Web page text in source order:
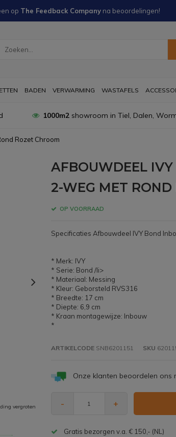
op The Feedback Company na beoordelingen!
BADEN VERWARMING WASTAFELS
1000m2showroom in Tiel, Dalen,
Rozet Chroom
vergroten
AFBOUWDEEL
2-WEG MET
OP VOORRAAD
Specificaties Afbouwdeel IVY Bond
* Merk: IVY
* Serie: Bond /li>
* Materiaal: Messing
* Kleur: Geborsteld RVS316
* Breedte: 17 cm
* Diepte: 6,9 cm
* Kraan montagewijze: Inbouw
*
ARTIKELCODESNB6201151 SKU
Onze klanten beoordelen ons
- +
Gratis bezorgen v.a. € 150,- (NL)